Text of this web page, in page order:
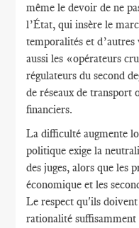
même le devoir de ne
l’État, qui insère le
temporalités et
aussi les «opérateurs
régulateurs du second
de réseaux de transport
financiers.
La difficulté augmente
politique exige la
des juges, alors que les
économique et les
Le respect qu'ils
rationalité